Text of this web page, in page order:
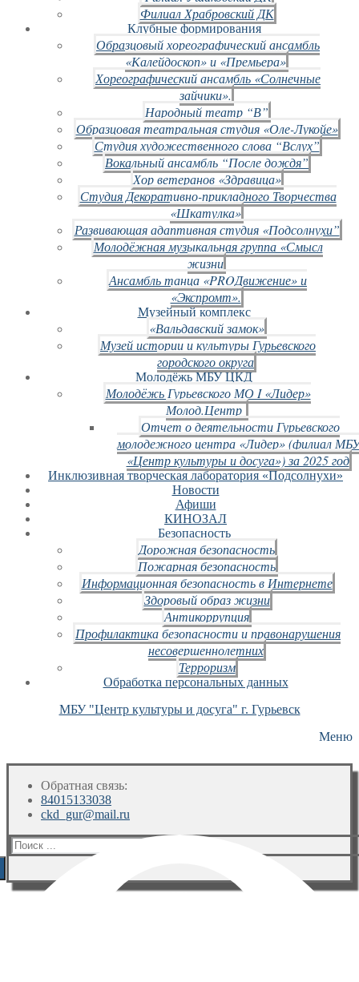
Филиал Храбровский ДК
Клубные формирования
Образцовый хореографический ансамбль
«Калейдоскоп» и «Премьера»
Хореографический ансамбль «Солнечные
зайчики».
Народный театр “В”
Образцовая театральная студия «Оле-Лукойе»
Студия художественного слова “Вслух”
Вокальный ансамбль “После дождя”
Хор ветеранов «Здравица»
Студия Декоративно-прикладного Творчества
«Шкатулка»
Развивающая адаптивная студия «Подсолнухи”
Молодёжная музыкальная группа «Смысл
жизни
Ансамбль танца «PROДвижение» и
«Экспромт».
Музейный комплекс
«Вальдавский замок»
Музей истории и культуры Гурьевского
городского округа
Молодёжь МБУ ЦКД
Молодёжь Гурьевского МО I «Лидер»
Молод.Центр
Отчет о деятельности Гурьевского
молодежного центра «Лидер» (филиал
«Центр культуры и досуга») за 2025 год
Инклюзивная творческая лаборатория «Подсолнухи»
Новости
Афиши
КИНОЗАЛ
Безопасность
Дорожная безопасность
Пожарная безопасность
Информационная безопасность в Интернете
Здоровый образ жизни
Антикоррупция
Профилактика безопасности и правонарушения
несовершеннолетних
Терроризм
Обработка персональных данных
МБУ "Центр культуры и досуга" г. Гурьевск
Меню
Обратная связь:
84015133038
ckd_gur@mail.ru
Искать: